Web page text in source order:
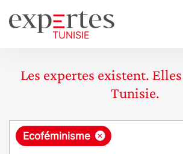
Les expertes existent.
Tunisie.
R
×
Ecoféminisme